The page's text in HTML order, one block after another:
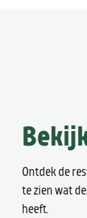
Ontdek de
te zien wat
heeft.